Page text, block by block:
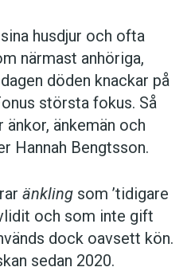
husdjur och ofta
närmast anhöriga,
döden knackar på
största fokus. Så
änkemän och
Hannah Bengtsson.
änkling som ’tidigare
och som inte gift
dock oavsett kön.
sedan 2020.